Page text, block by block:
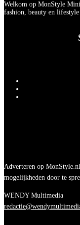
Welkom op MonStyle
fashion, beauty en
Adverteren op
mogelijkheden door te
WENDY Multimedia